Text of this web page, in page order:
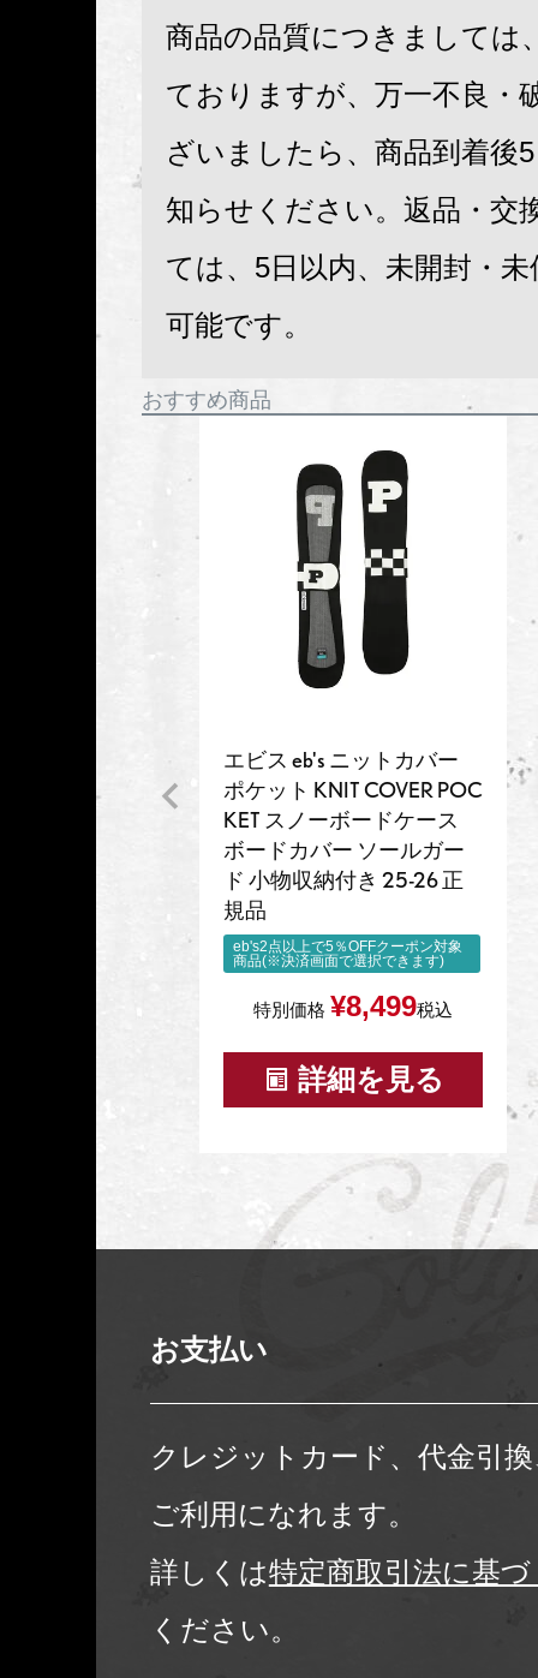
商品の品質につきましては
ておりますが、万一不良・
ざいましたら、商品到着後
知らせください。返品・交
ては、5日以内、未開封・
可能です。
おすすめ商品
エビス eb's ニットカバー
ポケット KNIT COVER POC
KET スノーボードケース
ボードカバー ソールガー
ド 小物収納付き 25-26 正
規品
eb's2点以上で5％OFFクーポン対象
商品(※決済画面で選択できます)
特別価格 ¥8,499税込
詳細を見る
お支払い
クレジットカード、代金引
ご利用になれます。
詳しくは特定商取引法に基
ください。